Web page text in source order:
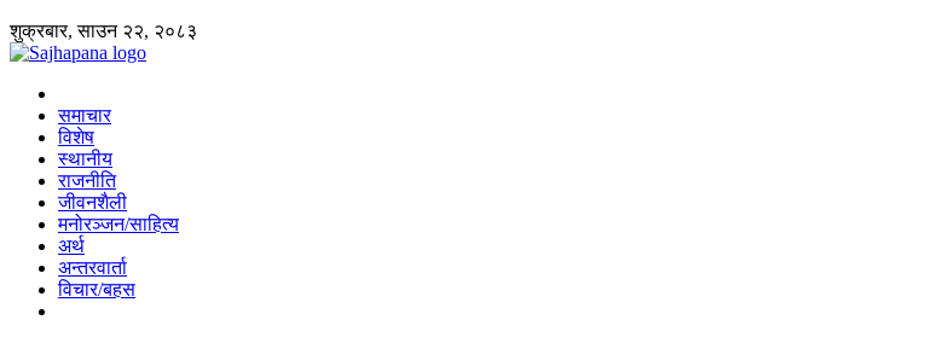
शुक्रबार, साउन २२, २०८३
समाचार
विशेष
स्थानीय
राजनीति
जीवनशैली
मनोरञ्जन/साहित्य
अर्थ
अन्तरवार्ता
विचार/बहस